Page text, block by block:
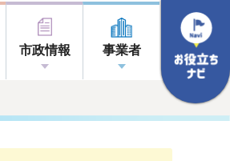
市政情報 事業者